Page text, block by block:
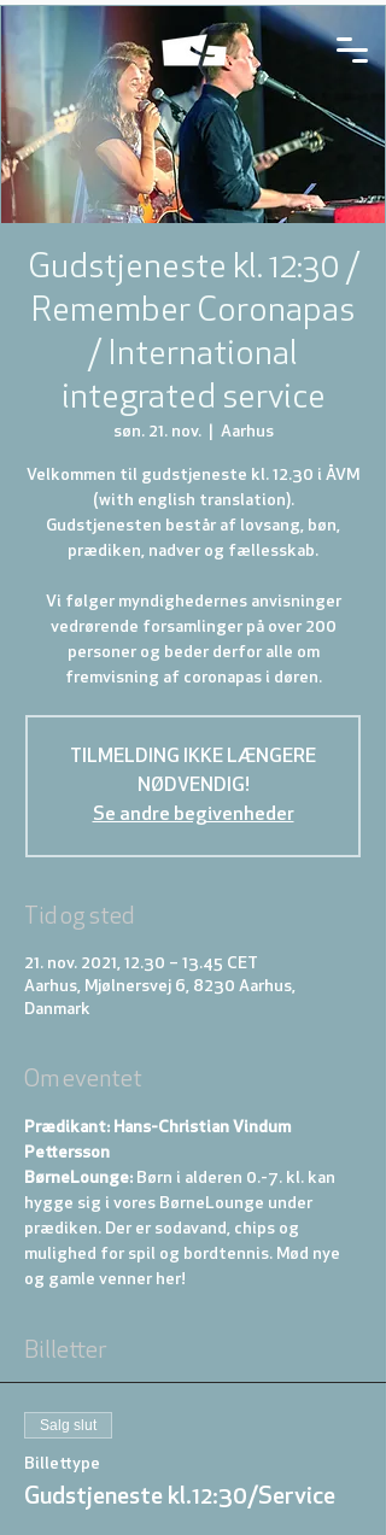
Gudstjeneste kl. 12:30 /
Remember Coronapas
/ International
integrated service
søn. 21. nov.
  |
Aarhus
Velkommen til gudstjeneste kl. 12.30 i ÅVM
(with english translation).
Gudstjenesten består af lovsang, bøn,
prædiken, nadver og fællesskab.
Vi følger myndighedernes anvisninger
vedrørende forsamlinger på over 200
personer og beder derfor alle om
fremvisning af coronapas i døren.
TILMELDING IKKE LÆNGERE
NØDVENDIG!
Se andre begivenheder
Tid og sted
21. nov. 2021, 12.30 – 13.45 CET
Aarhus, Mjølnersvej 6, 8230 Aarhus,
Danmark
Om eventet
Prædikant: Hans-Christian Vindum
Pettersson
BørneLounge: Børn i alderen 0.-7. kl. kan
hygge sig i vores BørneLounge under
prædiken. Der er sodavand, chips og
mulighed for spil og bordtennis. Mød nye
og gamle venner her!
Billetter
Salg slut
Billettype
Gudstjeneste kl.12:30/Service